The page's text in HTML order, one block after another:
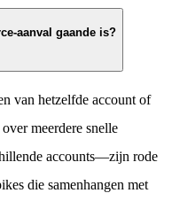
aanval gaande is?
van hetzelfde account of
meerdere snelle
accounts—zijn rode
die samenhangen met